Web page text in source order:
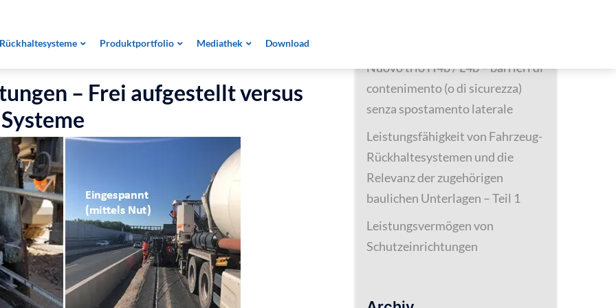
Produktportfolio Mediathek Download
– Frei aufgestellt versus
Nuovo trio H4b / L4b – barrieri di
contenimento (o di sicurezza)
senza spostamento laterale
Leistungsfähigkeit von Fahrzeug-
Rückhaltesystemen und die
Relevanz der zugehörigen
baulichen Unterlagen – Teil 1
Leistungsvermögen von
Schutzeinrichtungen